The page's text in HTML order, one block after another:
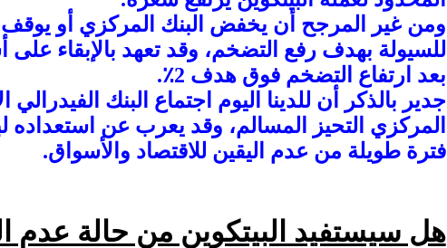
ومن غير المرجح أن يخفض البنك المركزي أو
للسيولة بهدف رفع التضخم، وقد تعهد بالإبقاء
بعد ارتفاع التضخم فوق هدف 2٪.
جدير بالذكر أن للدينا اليوم اجتماع البنك
المركزي التحيز المسالم، وقد يعرب عن استعداده
فترة طويلة من عدم اليقين للاقتصاد والأسواق.
هل سيستفيد البيتكوين من حالة عدم